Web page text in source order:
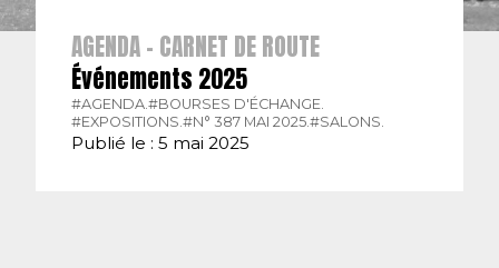
AGENDA - CARNET DE ROUTE
Événements 2025
#AGENDA. #BOURSES D'ÉCHANGE.
#EXPOSITIONS. #N° 387 MAI 2025. #SALONS.
Publié le : 5 mai 2025